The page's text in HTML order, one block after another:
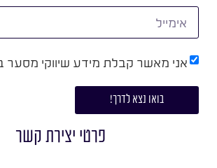
אני מאשר קבלת מידע שיווקי מסער
בואו נצא לדרך!
פרטי יצירת קשר